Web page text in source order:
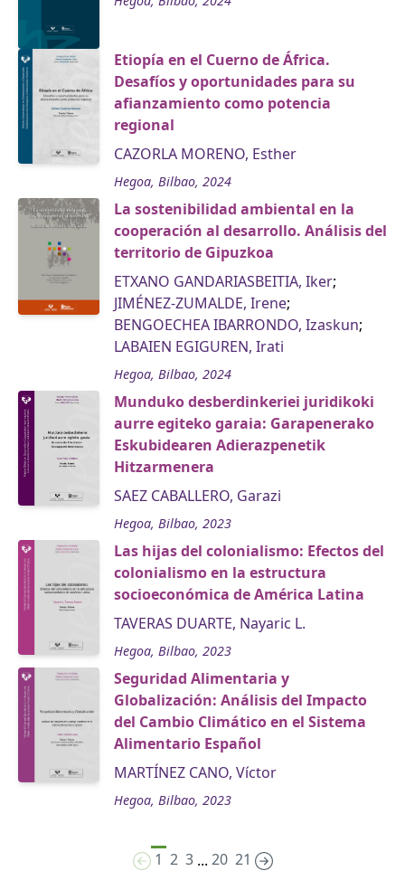
Etiopía en el Cuerno de África.
Desafíos y oportunidades para su
afianzamiento como potencia
regional
CAZORLA MORENO, Esther
Hegoa, Bilbao, 2024
La sostenibilidad ambiental en la
cooperación al desarrollo. Análisis del
territorio de Gipuzkoa
ETXANO GANDARIASBEITIA, Iker;
JIMÉNEZ-ZUMALDE, Irene;
BENGOECHEA IBARRONDO, Izaskun;
LABAIEN EGIGUREN, Irati
Hegoa, Bilbao, 2024
Munduko desberdinkeriei juridikoki
aurre egiteko garaia: Garapenerako
Eskubidearen Adierazpenetik
Hitzarmenera
SAEZ CABALLERO, Garazi
Hegoa, Bilbao, 2023
Las hijas del colonialismo: Efectos del
colonialismo en la estructura
socioeconómica de América Latina
TAVERAS DUARTE, Nayaric L.
Hegoa, Bilbao, 2023
Seguridad Alimentaria y
Globalización: Análisis del Impacto
del Cambio Climático en el Sistema
Alimentario Español
MARTÍNEZ CANO, Víctor
Hegoa, Bilbao, 2023
1 2 3 ... 20 21